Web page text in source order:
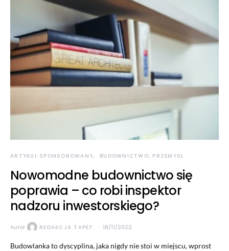
ARTYKUŁ SPONSOROWANY BUDOWNICTWO, PRZEMYSŁ
Nowomodne budownictwo się
poprawia – co robi inspektor
nadzoru inwestorskiego?
Autor REDAKCJA TAPET 18/11/2022
Budowlanka to dyscyplina, jaka nigdy nie stoi w miejscu, wprost